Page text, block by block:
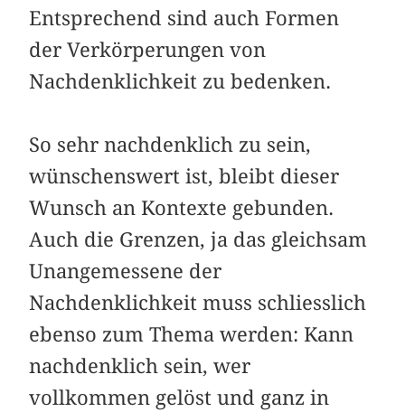
Entsprechend sind auch Formen
der Verkörperungen von
Nachdenklichkeit zu bedenken.
So sehr nachdenklich zu sein,
wünschenswert ist, bleibt dieser
Wunsch an Kontexte gebunden.
Auch die Grenzen, ja das gleichsam
Unangemessene der
Nachdenklichkeit muss schliesslich
ebenso zum Thema werden: Kann
nachdenklich sein, wer
vollkommen gelöst und ganz in